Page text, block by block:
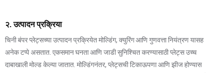
२. उत्पादन प्रक्रिया
चिनी बंपर प्लेट्सच्या उत्पादन प्रक्रियेत मोल्डिंग, क्युरिंग आणि गुणवत्ता नियंत्रण यासह
अनेक टप्पे असतात. एकसमान घनता आणि जाडी सुनिश्चित करण्यासाठी प्लेट्स उच्च
दाबाखाली मोल्ड केल्या जातात. मोल्डिंगनंतर, प्लेट्सची टिकाऊपणा आणि झीज होण्यास